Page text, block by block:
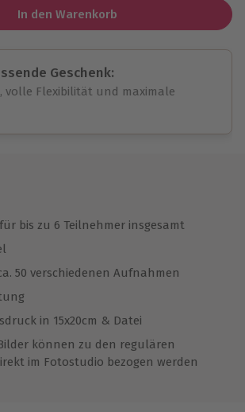
In den Warenkorb
Geschenk:
volle Flexibilität und maximale
für alle Erlebnisse einlösbar.
& verlängerbar.
bis zu 6 Teilnehmer insgesamt
50 verschiedenen Aufnahmen
in 15x20cm & Datei
können zu den regulären
im Fotostudio bezogen werden